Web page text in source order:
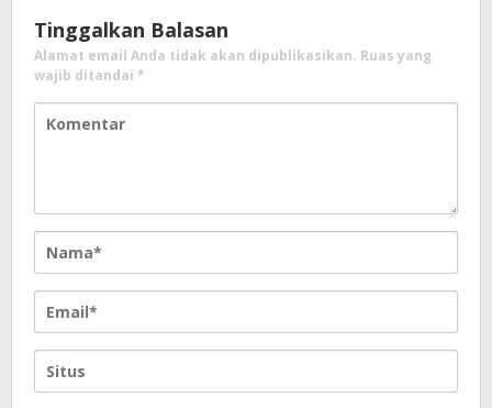
Tinggalkan Balasan
Alamat email Anda tidak akan dipublikasikan. Ruas yang
wajib ditandai *